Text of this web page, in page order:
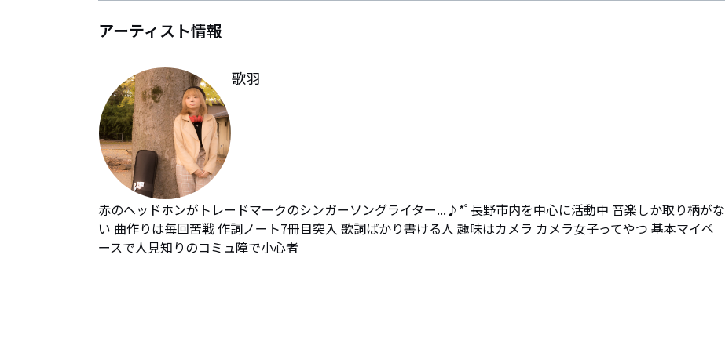
アーティスト情報
歌羽
赤のヘッドホンがトレードマークのシンガーソングライター...♪*ﾟ長野市内を中心に活動中 音楽しか取り柄がな
い 曲作りは毎回苦戦 作詞ノート7冊目突入 歌詞ばかり書ける人 趣味はカメラ カメラ女子ってやつ 基本マイペ
ースで人見知りのコミュ障で小心者